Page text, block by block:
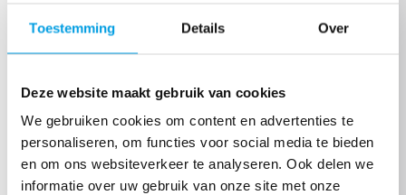
Toestemming Details Over
Deze website maakt gebruik van cookies
We gebruiken cookies om content en advertenties te
personaliseren, om functies voor social media te bieden
en om ons websiteverkeer te analyseren. Ook delen we
informatie over uw gebruik van onze site met onze
20,00
Chris S
Zet hem op Dank voor je geweldige inzet